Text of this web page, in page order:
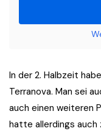
In der 2. Halbzeit
Terranova. Man sei
auch einen weiteren
hatte allerdings auch